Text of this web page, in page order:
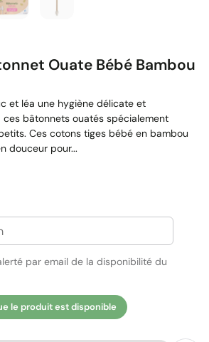
Ouate Bébé Bambou
et léa une hygiène délicate et
bâtonnets ouatés spécialement
Ces cotons tiges bébé en bambou
douceur pour...
par email de la disponibilité du
le produit est disponible